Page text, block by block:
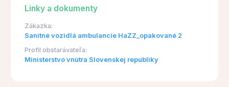
Linky a dokumenty
Zákazka:
Sanitné vozidlá ambulancie HaZZ_opakované 2
Profil obstarávateľa:
Ministerstvo vnútra Slovenskej republiky